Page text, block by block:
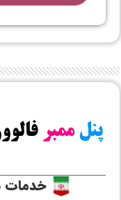
خدمات